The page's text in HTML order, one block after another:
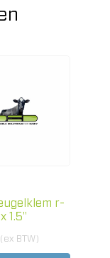
r-
1.5"
(ex BTW)